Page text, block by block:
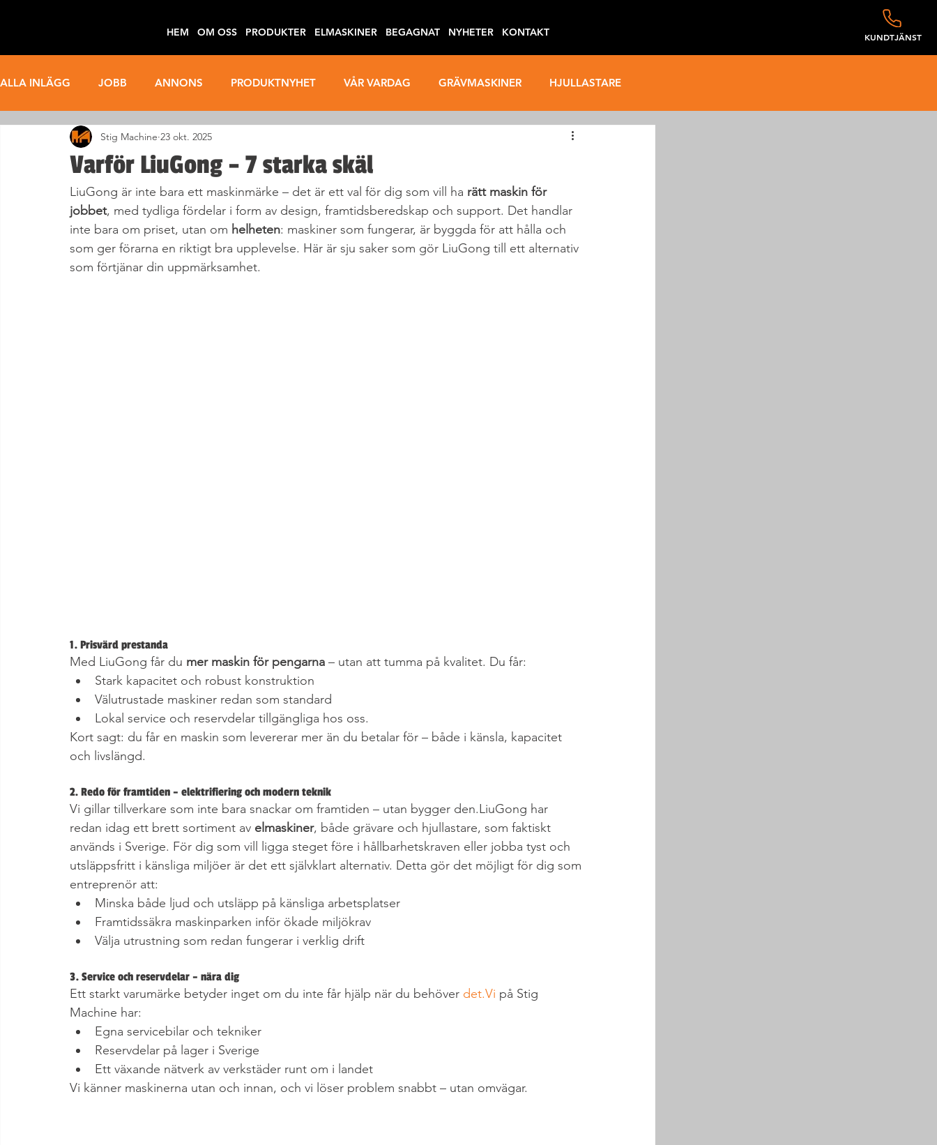
HEM OM OSS PRODUKTER ELMASKINER BEGAGNAT NYHETER KONTAKT KUNDTJÄNST
ALLA INLÄGG JOBB ANNONS PRODUKTNYHET VÅR VARDAG GRÄVMASKINER HJULLASTARE
ELMASKINER EFTERMARKNAD
Varför LiuGong – 7 starka skäl
Stig Machine 23 okt. 2025
LiuGong är inte bara ett maskinmärke – det är ett val för dig som vill ha rätt maskin för
jobbet, med tydliga fördelar i form av design, framtidsberedskap och support. Det handlar
inte bara om priset, utan om helheten: maskiner som fungerar, är byggda för att hålla och
som ger förarna en riktigt bra upplevelse. Här är sju saker som gör LiuGong till ett alternativ
som förtjänar din uppmärksamhet.
1. Prisvärd prestanda
Med LiuGong får du mer maskin för pengarna – utan att tumma på kvalitet. Du får:
Stark kapacitet och robust konstruktion
Välutrustade maskiner redan som standard
Lokal service och reservdelar tillgängliga hos oss.
Kort sagt: du får en maskin som levererar mer än du betalar för – både i känsla, kapacitet
och livslängd.
2. Redo för framtiden – elektrifiering och modern teknik
Vi gillar tillverkare som inte bara snackar om framtiden – utan bygger den.LiuGong har
redan idag ett brett sortiment av elmaskiner, både grävare och hjullastare, som faktiskt
används i Sverige. För dig som vill ligga steget före i hållbarhetskraven eller jobba tyst och
utsläppsfritt i känsliga miljöer är det ett självklart alternativ. Detta gör det möjligt för dig som
entreprenör att:
Minska både ljud och utsläpp på känsliga arbetsplatser
Framtidssäkra maskinparken inför ökade miljökrav
Välja utrustning som redan fungerar i verklig drift
3. Service och reservdelar – nära dig
Ett starkt varumärke betyder inget om du inte får hjälp när du behöver det.Vi på Stig
Machine har:
Egna servicebilar och tekniker
Reservdelar på lager i Sverige
Ett växande nätverk av verkstäder runt om i landet
Vi känner maskinerna utan och innan, och vi löser problem snabbt – utan omvägar.